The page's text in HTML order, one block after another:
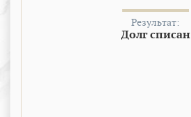
Результат:
Долг списан